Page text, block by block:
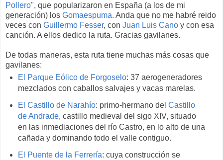
Pollero", que popularizaron en España (a los de mi
generación) los Gomaespuma. Anda que no me habré reido
veces con Guillermo Fesser, con Juan Luis Cano y con esa
canción. A ellos dedico la ruta. Gracias gavilanes.
De todas maneras, esta ruta tiene muchas más cosas que
gavilanes:
El Parque Eólico de Forgoselo: 37 aerogeneradores
mezclados con caballos salvajes y vacas marelas.
El Castillo de Narahío: primo-hermano del Castillo
de Andrade, castillo medieval del sigo XIV, situado
en las inmediaciones del río Castro, en lo alto de una
cañada y dominando todo el valle contiguo.
El Puente de la Ferrería: cuya construcción se